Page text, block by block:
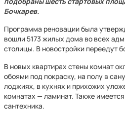
Бочкарев.
Программа реновации была
вошли 5173 жилых дома во всех
столицы. В новостройки переедут
В новых квартирах стены комнат
обоями под покраску, на полу в
лоджиях, в кухнях и прихожих
комнатах — ламинат. Также
сантехника.